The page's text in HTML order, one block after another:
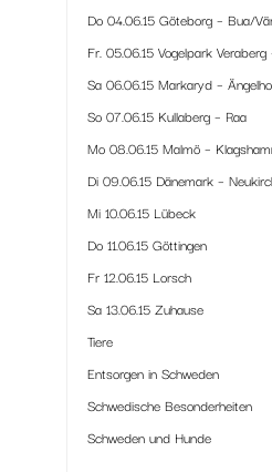
Do 04.06.15 Göteborg – Bua/
Fr. 05.06.15 Vogelpark
Sa 06.06.15 Markaryd –
So 07.06.15 Kullaberg – Raa
Mo 08.06.15 Malmö –
Di 09.06.15 Dänemark –
Mi 10.06.15 Lübeck
Do 11.06.15 Göttingen
Fr 12.06.15 Lorsch
Sa 13.06.15 Zuhause
Tiere
Entsorgen in Schweden
Schwedische Besonderheiten
Schweden und Hunde